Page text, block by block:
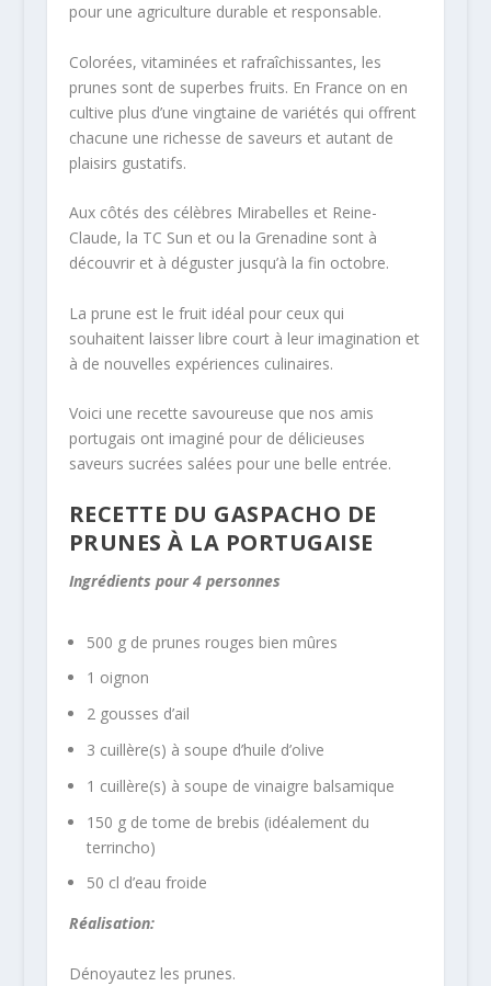
pour une agriculture durable et responsable.
Colorées, vitaminées et rafraîchissantes, les
prunes sont de superbes fruits. En France on en
cultive plus d’une vingtaine de variétés qui offrent
chacune une richesse de saveurs et autant de
plaisirs gustatifs.
Aux côtés des célèbres Mirabelles et Reine-
Claude, la TC Sun et ou la Grenadine sont à
découvrir et à déguster jusqu’à la fin octobre.
La prune est le fruit idéal pour ceux qui
souhaitent laisser libre court à leur imagination et
à de nouvelles expériences culinaires.
Voici une recette savoureuse que nos amis
portugais ont imaginé pour de délicieuses
saveurs sucrées salées pour une belle entrée.
RECETTE DU GASPACHO DE
PRUNES À LA PORTUGAISE
Ingrédients pour 4 personnes
500 g de prunes rouges bien mûres
1 oignon
2 gousses d’ail
3 cuillère(s) à soupe d’huile d’olive
1 cuillère(s) à soupe de vinaigre balsamique
150 g de tome de brebis (idéalement du
terrincho)
50 cl d’eau froide
Réalisation:
Dénoyautez les prunes.